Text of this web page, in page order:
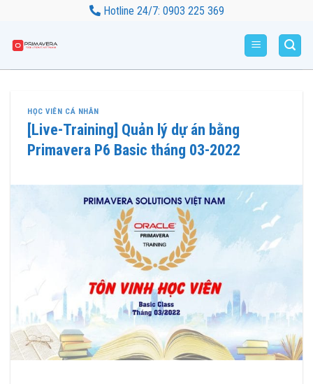
Hotline 24/7: 0903 225 369
HỌC VIÊN CÁ NHÂN
[Live-Training] Quản lý dự án bằng
Primavera P6 Basic tháng 03-2022